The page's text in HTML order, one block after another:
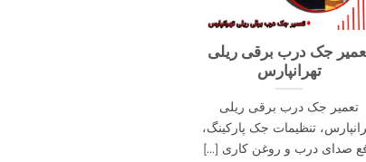
جک درب برقی ریلی
تهرانپارس
تعمیر جک درب برقی ریلی
تنظیمات جک پارکینگ،
صدای درب و روغن کاری [...]